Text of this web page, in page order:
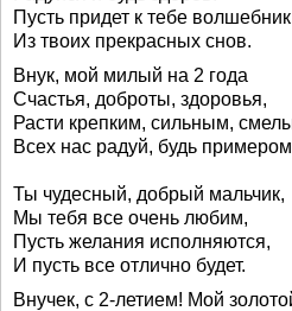
Пусть придет к тебе волшебник
Из твоих прекрасных снов.
Внук, мой милый на 2 года
Счастья, доброты, здоровья,
Расти крепким, сильным,
Всех нас радуй, будь
Ты чудесный, добрый мальчик,
Мы тебя все очень любим,
Пусть желания исполняются,
И пусть все отлично будет.
Внучек, с 2-летием! Мой